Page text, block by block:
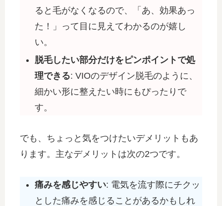
ると毛がなくなるので、「あ、効果あっ
た！」って目に見えてわかるのが嬉し
い。
脱毛したい部分だけをピンポイントで処
理できる: VIOのデザイン脱毛のように、
細かい形に整えたい時にもぴったりで
す。
でも、ちょっと気をつけたいデメリットもあ
ります。主なデメリットは次の2つです。
痛みを感じやすい: 電気を流す際にチクッ
とした痛みを感じることがあるかもしれ